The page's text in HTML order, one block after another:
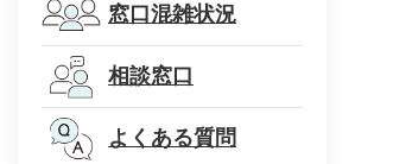
窓口混雑状況
相談窓口
よくある質問